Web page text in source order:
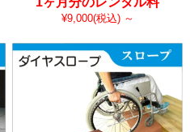
¥9,000(税込) ～